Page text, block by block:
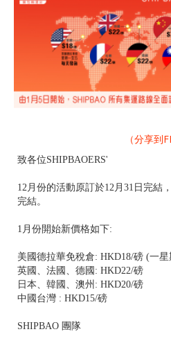
（分享到
致各位SHIPBAOERS'
12月份的活動原訂於12月31日完結
完結。
1月份開始新價格如下:
美國德拉華免稅倉: HKD18/磅 (一
英國、法國、德國: HKD22/磅
日本、韓國、澳州: HKD20/磅
中國台灣 : HKD15/磅
SHIPBAO 團隊